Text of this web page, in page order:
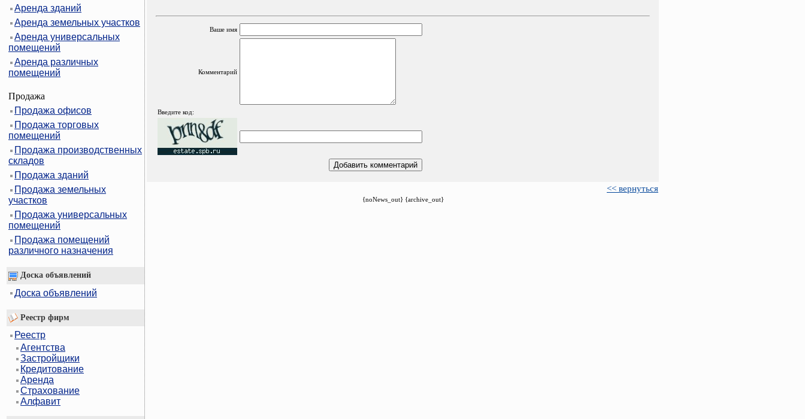
Аренда зданий
Аренда земельных участков
Аренда универсальных
помещений
Аренда различных
помещений
Продажа
Продажа офисов
Продажа торговых
помещений
Продажа производственных
складов
Продажа зданий
Продажа земельных
участков
Продажа универсальных
помещений
Продажа помещений
различного назначения
Доска объявлений
Доска объявлений
Реестр фирм
Реестр
Агентства
Застройщики
Кредитование
Аренда
Страхование
Алфавит
Ваше имя
Комментарий
Введите код:
<< вернуться
{noNews_out} {archive_out}